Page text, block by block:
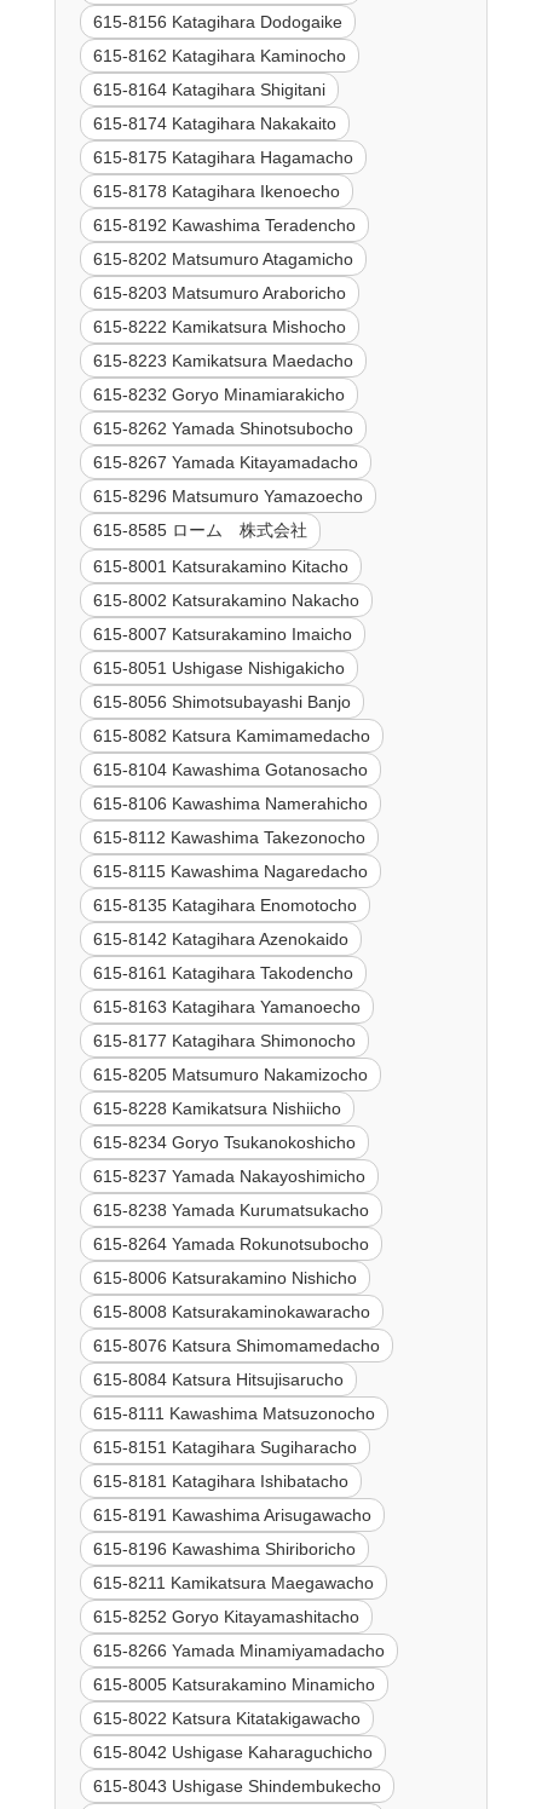
615-8156 Katagihara Dodogaike
615-8162 Katagihara Kaminocho
615-8164 Katagihara Shigitani
615-8174 Katagihara Nakakaito
615-8175 Katagihara Hagamacho
615-8178 Katagihara Ikenoecho
615-8192 Kawashima Teradencho
615-8202 Matsumuro Atagamicho
615-8203 Matsumuro Araboricho
615-8222 Kamikatsura Mishocho
615-8223 Kamikatsura Maedacho
615-8232 Goryo Minamiarakicho
615-8262 Yamada Shinotsubocho
615-8267 Yamada Kitayamadacho
615-8296 Matsumuro Yamazoecho
615-8585 ローム 株式会社
615-8001 Katsurakamino Kitacho
615-8002 Katsurakamino Nakacho
615-8007 Katsurakamino Imaicho
615-8051 Ushigase Nishigakicho
615-8056 Shimotsubayashi Banjo
615-8082 Katsura Kamimamedacho
615-8104 Kawashima Gotanosacho
615-8106 Kawashima Namerahicho
615-8112 Kawashima Takezonocho
615-8115 Kawashima Nagaredacho
615-8135 Katagihara Enomotocho
615-8142 Katagihara Azenokaido
615-8161 Katagihara Takodencho
615-8163 Katagihara Yamanoecho
615-8177 Katagihara Shimonocho
615-8205 Matsumuro Nakamizocho
615-8228 Kamikatsura Nishiicho
615-8234 Goryo Tsukanokoshicho
615-8237 Yamada Nakayoshimicho
615-8238 Yamada Kurumatsukacho
615-8264 Yamada Rokunotsubocho
615-8006 Katsurakamino Nishicho
615-8008 Katsurakaminokawaracho
615-8076 Katsura Shimomamedacho
615-8084 Katsura Hitsujisarucho
615-8111 Kawashima Matsuzonocho
615-8151 Katagihara Sugiharacho
615-8181 Katagihara Ishibatacho
615-8191 Kawashima Arisugawacho
615-8196 Kawashima Shiriboricho
615-8211 Kamikatsura Maegawacho
615-8252 Goryo Kitayamashitacho
615-8266 Yamada Minamiyamadacho
615-8005 Katsurakamino Minamicho
615-8022 Katsura Kitatakigawacho
615-8042 Ushigase Kaharaguchicho
615-8043 Ushigase Shindembukecho